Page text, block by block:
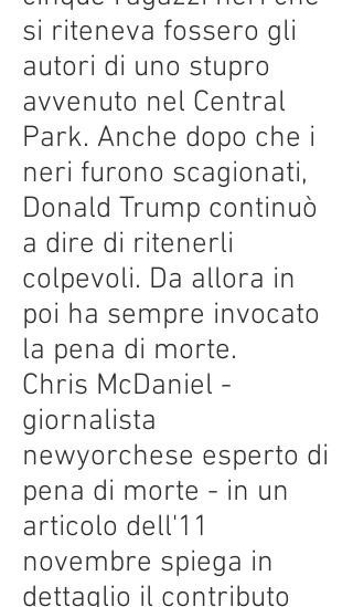
si riteneva fossero gli
autori di uno stupro
avvenuto nel Central
Park. Anche dopo che i
neri furono scagionati,
Donald Trump continuò
a dire di ritenerli
colpevoli. Da allora in
poi ha sempre invocato
la pena di morte.
Chris McDaniel -
giornalista
newyorchese esperto di
pena di morte - in un
articolo dell'11
novembre spiega in
dettaglio il contributo